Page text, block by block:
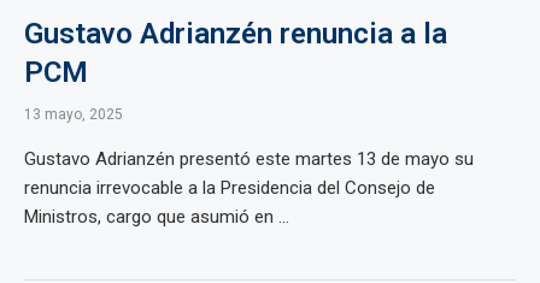
Gustavo Adrianzén renuncia a la
PCM
13 mayo, 2025
Gustavo Adrianzén presentó este martes 13 de mayo su
renuncia irrevocable a la Presidencia del Consejo de
Ministros, cargo que asumió en ...